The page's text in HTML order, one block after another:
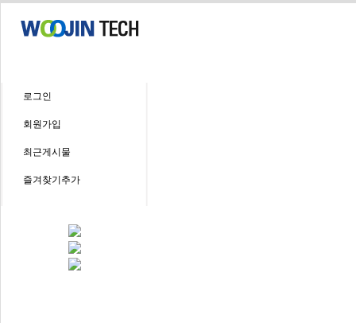
로그인
회원가입
최근게시물
즐겨찾기추가